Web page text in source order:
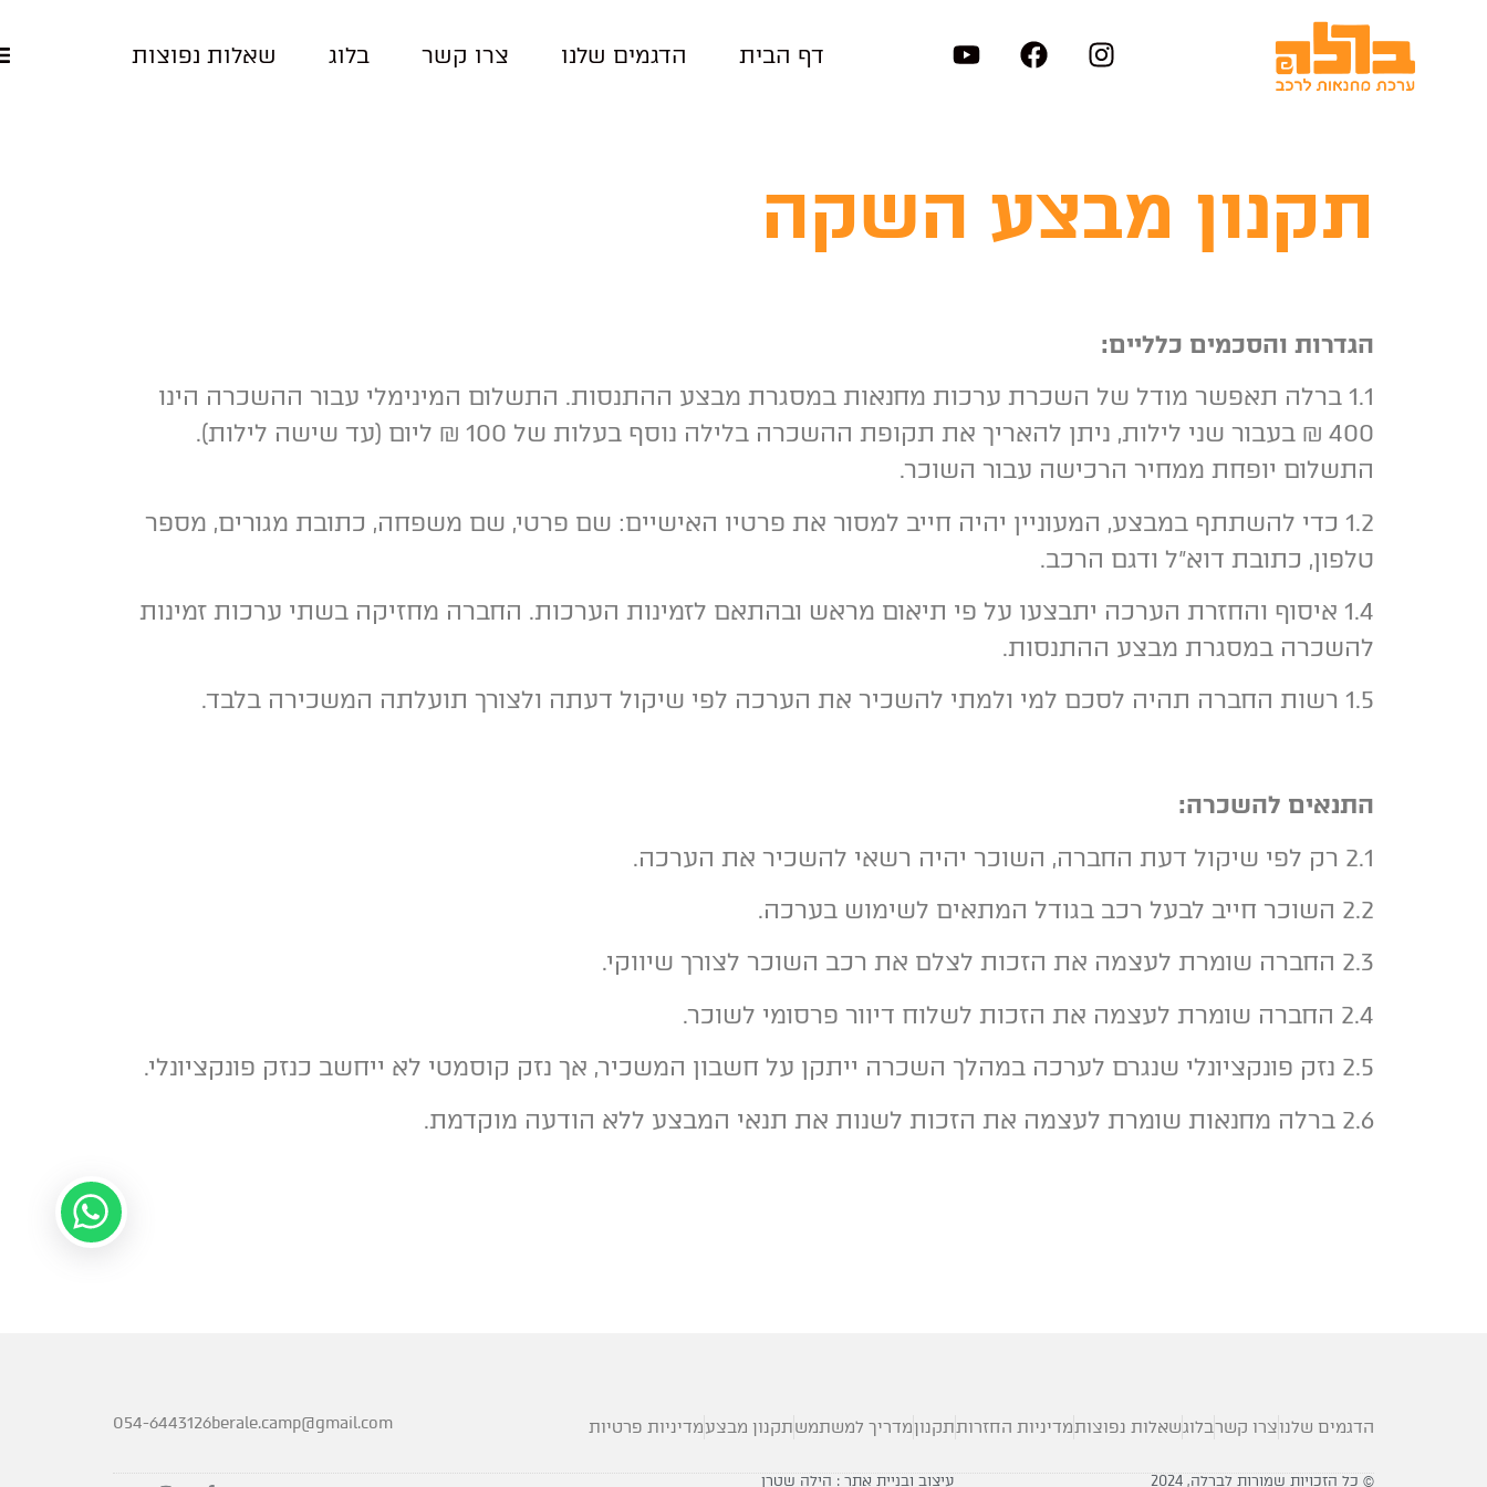
דף הבית הדגמים שלנו צרו קשר בלוג שאלות נפוצות
תקנון מבצע השקה
הגדרות והסכמים כלליים:
1.1 ברלה תאפשר מודל של השכרת ערכות מחנאות במסגרת מבצע ההתנסות. התשלום המינימלי עבור ההשכרה הינו
400 ₪ בעבור שני לילות, ניתן להאריך את תקופת ההשכרה בלילה נוסף בעלות של 100 ₪ ליום (עד שישה לילות).
התשלום יופחת ממחיר הרכישה עבור השוכר.
1.2 כדי להשתתף במבצע, המעוניין יהיה חייב למסור את פרטיו האישיים: שם פרטי, שם משפחה, כתובת מגורים, מספר
טלפון, כתובת דוא"ל ודגם הרכב.
1.4 איסוף והחזרת הערכה יתבצעו על פי תיאום מראש ובהתאם לזמינות הערכות. החברה מחזיקה בשתי ערכות זמינות
להשכרה במסגרת מבצע ההתנסות.
1.5 רשות החברה תהיה לסכם למי ולמתי להשכיר את הערכה לפי שיקול דעתה ולצורך תועלתה המשכירה בלבד.
התנאים להשכרה:
2.1 רק לפי שיקול דעת החברה, השוכר יהיה רשאי להשכיר את הערכה.
2.2 השוכר חייב לבעל רכב בגודל המתאים לשימוש בערכה.
2.3 החברה שומרת לעצמה את הזכות לצלם את רכב השוכר לצורך שיווקי.
2.4 החברה שומרת לעצמה את הזכות לשלוח דיוור פרסומי לשוכר.
2.5 נזק פונקציונלי שנגרם לערכה במהלך השכרה ייתקן על חשבון המשכיר, אך נזק קוסמטי לא ייחשב כנזק פונקציונלי.
2.6 ברלה מחנאות שומרת לעצמה את הזכות לשנות את תנאי המבצע ללא הודעה מוקדמת.
הדגמים שלנוצרו קשרבלוגשאלות נפוצותמדיניות החזרותתקנוןמדריך למשתמשתקנון מבצעמדיניות פרטיות 054-6443126berale.camp@gmail.com
© כל הזכויות שמורות לברלה, 2024 עיצוב ובניית אתר : הילה שטרן